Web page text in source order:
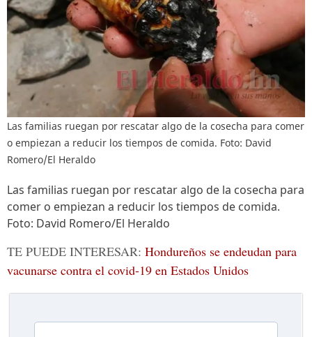
Las familias ruegan por rescatar algo de la cosecha para comer
o empiezan a reducir los tiempos de comida. Foto: David
Romero/El Heraldo
Las familias ruegan por rescatar algo de la cosecha para
comer o empiezan a reducir los tiempos de comida.
Foto: David Romero/El Heraldo
TE PUEDE INTERESAR: Hondureños se endeudan para
vacunarse contra el covid-19 en Estados Unidos